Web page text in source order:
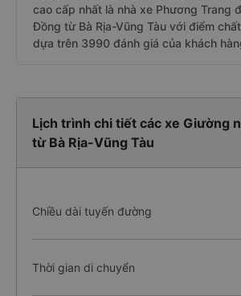
cao cấp nhất là nhà xe Phương Trang
Đồng từ Bà Rịa-Vũng Tàu với điểm
dựa trên 3990 đánh giá của khách
Lịch trình chi tiết các xe Giường
từ Bà Rịa-Vũng Tàu
Chiều dài tuyến đường
Thời gian di chuyển